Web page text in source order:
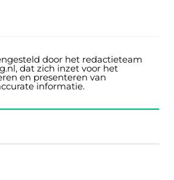
door het redactieteam
dat zich inzet voor het
en presenteren van
informatie.